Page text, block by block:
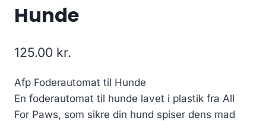
Hunde
125.00 kr.
Afp Foderautomat til Hunde
En foderautomat til hunde lavet i plastik fra All
For Paws, som sikre din hund spiser dens mad